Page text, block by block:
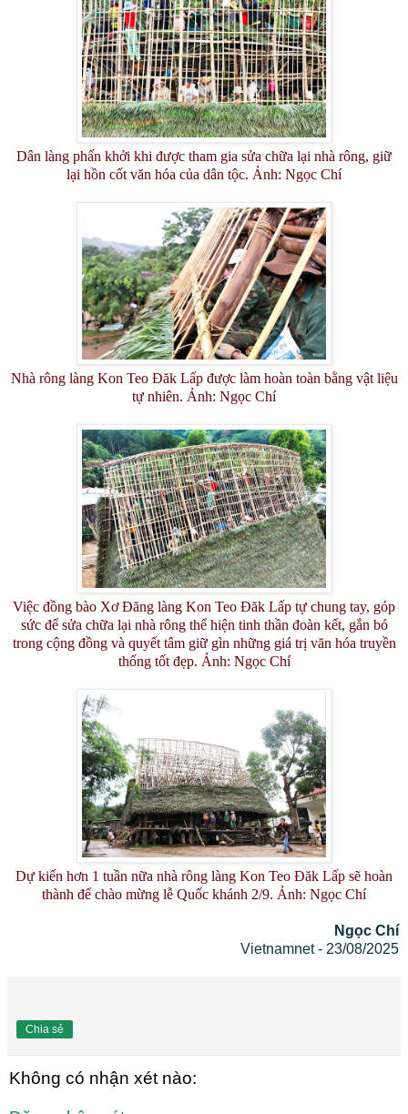
Dân làng phấn khởi khi được tham gia sửa chữa lại nhà rông, giữ
lại hồn cốt văn hóa của dân tộc. Ảnh: Ngọc Chí
Nhà rông làng Kon Teo Đăk Lấp được làm hoàn toàn bằng vật liệu
tự nhiên. Ảnh: Ngọc Chí
Việc đồng bào Xơ Đăng làng Kon Teo Đăk Lấp tự chung tay, góp
sức để sửa chữa lại nhà rông thể hiện tinh thần đoàn kết, gắn bó
trong cộng đồng và quyết tâm giữ gìn những giá trị văn hóa truyền
thống tốt đẹp. Ảnh: Ngọc Chí
Dự kiến hơn 1 tuần nữa nhà rông làng Kon Teo Đăk Lấp sẽ hoàn
thành để chào mừng lễ Quốc khánh 2/9. Ảnh: Ngọc Chí
Ngọc Chí
Vietnamnet - 23/08/2025
Chia sẻ
Không có nhận xét nào: